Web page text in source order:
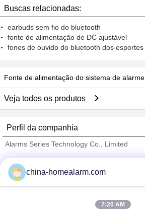
9V/2.0A, 3.0A, 8.8V/0.15A CMA45-
220D9
Buscas relacionadas:
earbuds sem fio do bluetooth
fonte de alimentação de DC ajustável
fones de ouvido do bluetooth dos esportes
Fonte de alimentação do sistema de alarme
Veja todos os produtos
Perfil da companhia
Alarms Series Technology Co., Limited
Trust Seal
Verified Suplier
china-homealarm.com
7:20 AM